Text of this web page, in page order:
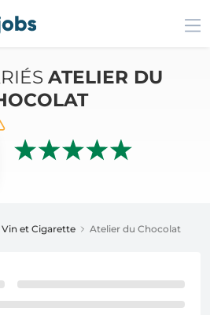
ATELIER DU
et Cigarette Atelier du Chocolat